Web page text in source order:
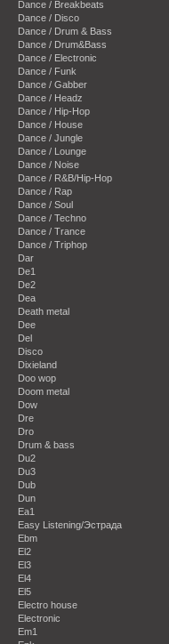
Dance / Breakbeats
Dance / Disco
Dance / Drum & Bass
Dance / Drum&Bass
Dance / Electronic
Dance / Funk
Dance / Gabber
Dance / Headz
Dance / Hip-Hop
Dance / House
Dance / Jungle
Dance / Lounge
Dance / Noise
Dance / R&B/Hip-Hop
Dance / Rap
Dance / Soul
Dance / Techno
Dance / Trance
Dance / Triphop
Dar
De1
De2
Dea
Death metal
Dee
Del
Disco
Dixieland
Doo wop
Doom metal
Dow
Dre
Dro
Drum & bass
Du2
Du3
Dub
Dun
Ea1
Easy Listening/Эстрада
Ebm
El2
El3
El4
El5
Electro house
Electronic
Em1